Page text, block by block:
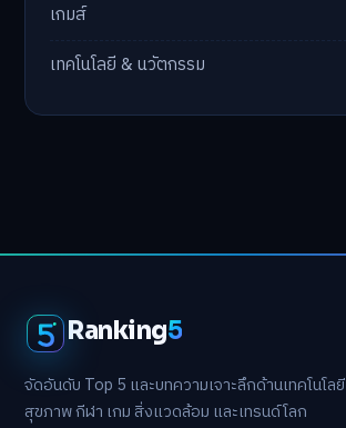
เกมส์
เทคโนโลยี & นวัตกรรม
Ranking5
จัดอันดับ Top 5 และบทความเจาะลึกด้านเทคโนโลยี
สุขภาพ กีฬา เกม สิ่งแวดล้อม และเทรนด์โลก